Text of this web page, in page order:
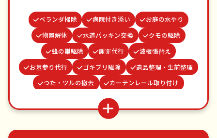
ベランダ掃除 病院付き添い
お庭の水やり
物置解体
水道パッキン交換
クモの駆除
蜂の巣駆除
謝罪代行
波板張替え
お墓参り代行
ゴキブリ駆除
遺品整理・生前整理
つた・ツルの撤去
カーテンレール取り付け
場所取り代行
並び代行
網戸張替え
結婚式代理出席
買い物代行
不用品回収
ゴミ屋敷片付け